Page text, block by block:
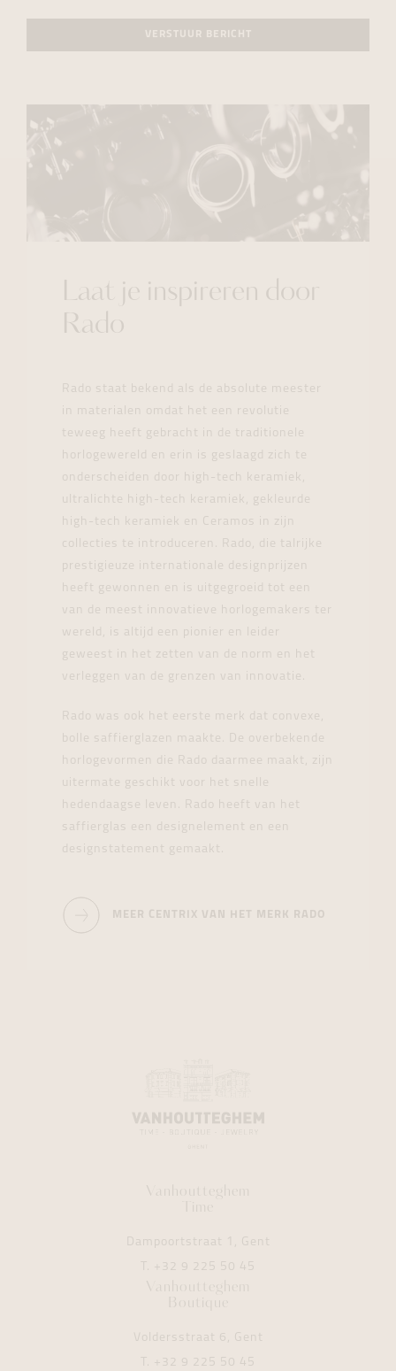
VERSTUUR BERICHT
Laat je inspireren door
Rado
Rado staat bekend als de absolute meester
in materialen omdat het een revolutie
teweeg heeft gebracht in de traditionele
horlogewereld en erin is geslaagd zich te
onderscheiden door high-tech keramiek,
ultralichte high-tech keramiek, gekleurde
high-tech keramiek en Ceramos in zijn
collecties te introduceren. Rado, die talrijke
prestigieuze internationale designprijzen
heeft gewonnen en is uitgegroeid tot een
van de meest innovatieve horlogemakers ter
wereld, is altijd een pionier en leider
geweest in het zetten van de norm en het
verleggen van de grenzen van innovatie.
Rado was ook het eerste merk dat convexe,
bolle saffierglazen maakte. De overbekende
horlogevormen die Rado daarmee maakt, zijn
uitermate geschikt voor het snelle
hedendaagse leven. Rado heeft van het
saffierglas een designelement en een
designstatement gemaakt.
MEER CENTRIX VAN HET MERK RADO
Vanhoutteghem
Time
Dampoortstraat 1, Gent
T. +32 9 225 50 45
Vanhoutteghem
Boutique
Voldersstraat 6, Gent
T. +32 9 225 50 45